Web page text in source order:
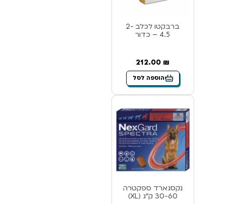
ברבקטו לכלב 2-
4.5 – כדור
212.00 ₪
הוספה לסל
נקסגארד ספקטרה
30-60 ק”ג (XL)